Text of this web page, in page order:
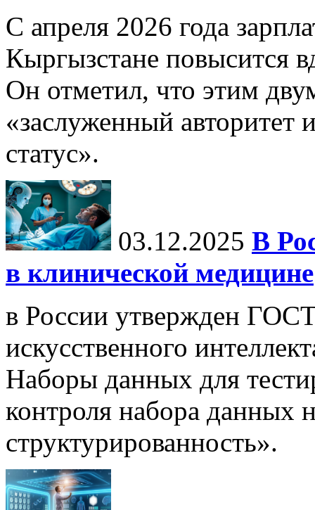
С апреля 2026 года
Кыргызстане повысится
Он отметил, что этим
«заслуженный
статус».
03.12.2025 В
в клинической медицине
в России утвержден
искусственного
Наборы данных для
контроля набора данных
структурированность».